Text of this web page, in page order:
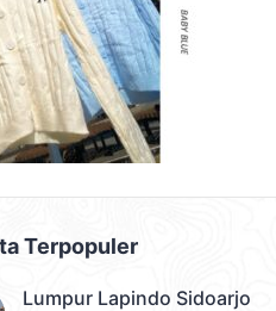
Terpopuler
Lumpur Lapindo Sidoarjo